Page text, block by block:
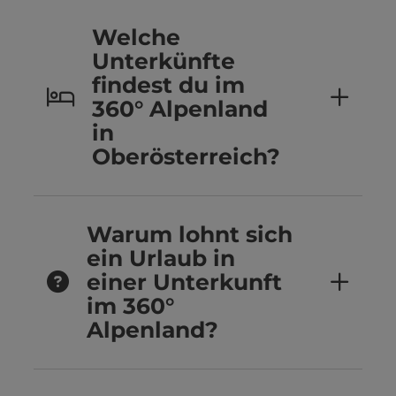
Welche
Unterkünfte
findest du im
360° Alpenland
in
Oberösterreich?
Warum lohnt sich
ein Urlaub in
einer Unterkunft
im 360°
Alpenland?